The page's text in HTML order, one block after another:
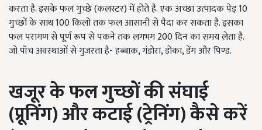
करता है. इसके फल गुच्छे (कलस्टर) में होते है. एक अच्छा उत्पादक पेड़ 10
गुच्छों के साथ 100 किलो तक फल आसानी से पैदा कर सकता है. इसका
फल परागण से पूर्ण रूप से पकने तक लगभग 200 दिन का समय लेता है.
जो पाँच अवस्थाओं से गुजरता है- हब्बाक, गंडोरा, डोका, डेंग और पिण्ड.
खजूर के फल गुच्छों की संघाई
(प्रूनिंग) और कटाई (ट्रेनिंग) कैसे करें